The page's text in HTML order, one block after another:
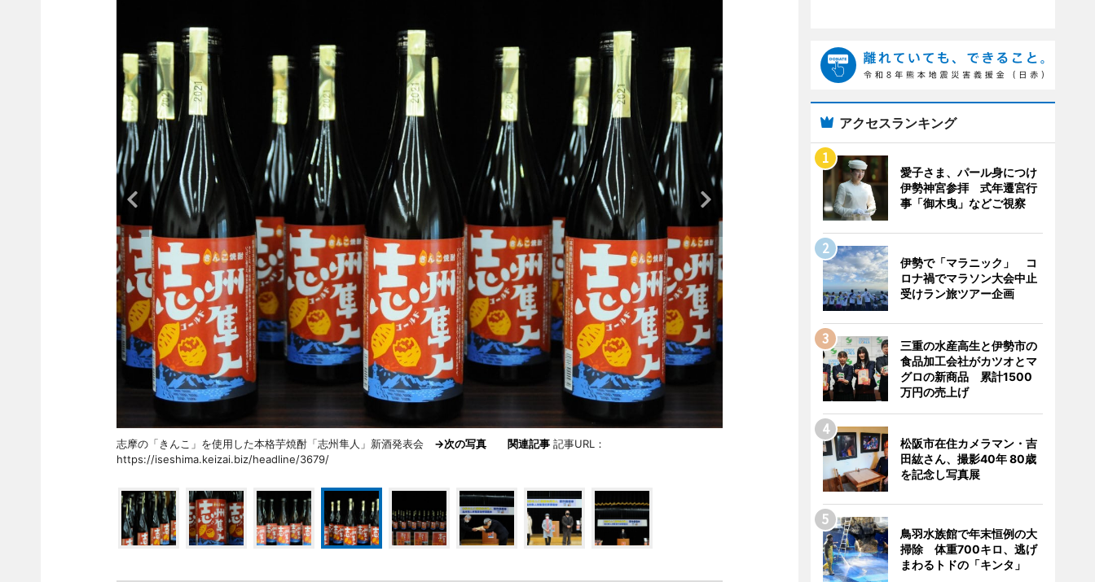
志摩の「きんこ」を使用した本格芋焼酎「志州隼人」新酒発表会 →次の写真 関連記事記事URL：
https://iseshima.keizai.biz/headline/3679/
アクセスランキング
愛子さま、パール身につけ
伊勢神宮参拝 式年遷宮行
事「御木曳」などご視察
伊勢で「マラニック」 コ
ロナ禍でマラソン大会中止
受けラン旅ツアー企画
三重の水産高生と伊勢市の
食品加工会社がカツオとマ
グロの新商品 累計1500
万円の売上げ
松阪市在住カメラマン・吉
田紘さん、撮影40年 80歳
を記念し写真展
鳥羽水族館で年末恒例の大
掃除 体重700キロ、逃げ
まわるトドの「キンタ」